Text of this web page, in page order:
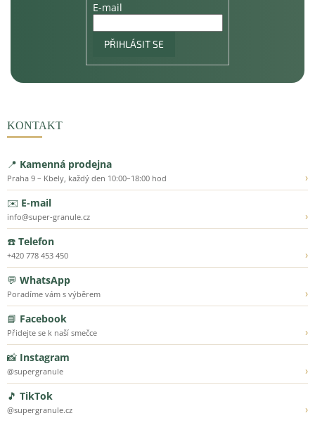
E-mail
PŘIHLÁSIT SE
KONTAKT
📍 Kamenná prodejna
Praha 9 – Kbely, každý den 10:00–18:00 hod
›
✉️ E-mail
info@super-granule.cz
›
☎️ Telefon
+420 778 453 450
›
💬 WhatsApp
Poradíme vám s výběrem
›
📘 Facebook
Přidejte se k naší smečce
›
📸 Instagram
@supergranule
›
🎵 TikTok
@supergranule.cz ›